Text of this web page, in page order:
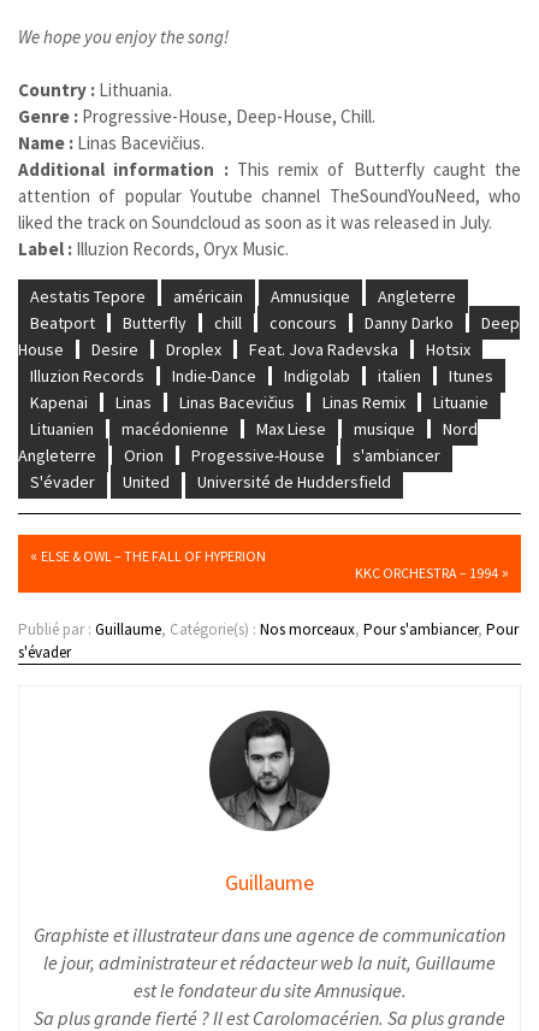
We hope you enjoy the song!
Country : Lithuania.
Genre : Progressive-House, Deep-House, Chill.
Name : Linas Bacevičius.
Additional information :This remix of Butterfly caught the
attention of popular Youtube channel TheSoundYouNeed, who
liked the track on Soundcloud as soon as it was released in July.
Label : Illuzion Records, Oryx Music.
Aestatis Tepore américain Amnusique
Angleterre
Beatport
Butterfly chill concours Danny Darko
Deep
House
Desire Droplex Feat. Jova Radevska
Hotsix
Illuzion Records
Indie-Dance Indigolab italien
Itunes
Kapenai
Linas Linas Bacevičius Linas Remix
Lituanie
Lituanien
macédonienne Max Liese musique
Nord
Angleterre
Orion Progessive-House
s'ambiancer
S'évader
United Université de Huddersfield
« ELSE & OWL – THE FALL OF HYPERION
KKC ORCHESTRA – 1994 »
Publié par : Guillaume, Catégorie(s) : Nos morceaux, Pour s'ambiancer, Pour
s'évader
Guillaume
Graphiste et illustrateur dans une agence de communication
le jour, administrateur et rédacteur web la nuit, Guillaume
est le fondateur du site Amnusique.
Sa plus grande fierté ? Il est Carolomacérien. Sa plus grande